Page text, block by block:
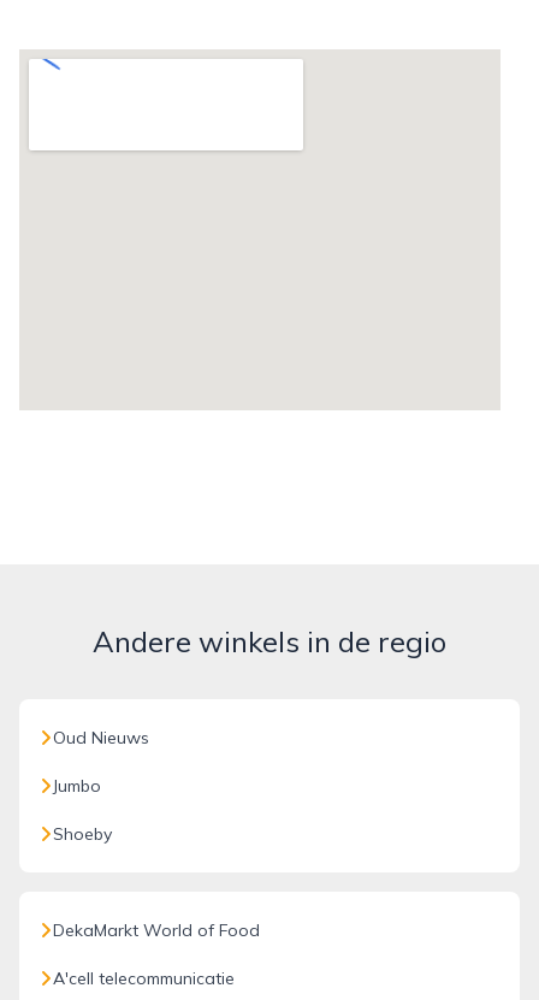
Andere winkels in de regio
Oud Nieuws
Jumbo
Shoeby
DekaMarkt World of Food
A'cell telecommunicatie